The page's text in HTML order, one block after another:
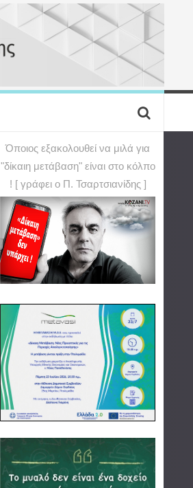
Όποιος εξακολουθεί να μιλά για
"δίκαιη μετάβαση" είναι στο κόλπο
! [ γράφει ο Π. Τσαρτσιανίδης ]